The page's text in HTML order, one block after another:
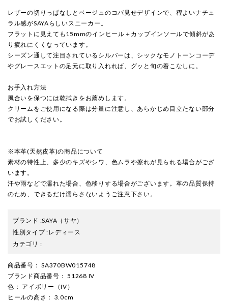
レザーの切りっぱなしとベージュのコバ見せデザインで、程よいナチュ
ラル感がSAYAらしいスニーカー。
フラットに見えても15mmのインヒール＋カップインソールで傾斜があ
り疲れにくくなっています。
シーズン通して注目されているシルバーは、シックなモノトーンコーデ
やグレースエットの足元に取り入れれば、グッと旬の着こなしに。
お手入れ方法
風合いを保つには乾拭きをお薦めします。
クリームをご使用になる際は分量に注意し、あらかじめ目立たない部分
でお試しください。
※本革(天然皮革)の商品について
素材の特性上、多少のキズやシワ、色ムラや擦れが見られる場合がござ
います。
汗や雨などで濡れた場合、色移りする場合がございます。革の品質保持
のため、できるだけ濡らさないようご注意下さい。
ブランド :SAYA （サヤ）
性別タイプ:レディース
カテゴリ :
商品番号 ： SA370BW015748
ブランド商品番号 ： 51268 IV
色 ： アイボリー（IV）
ヒールの高さ ： 3.0cm